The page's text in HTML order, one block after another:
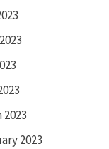
2023
2023